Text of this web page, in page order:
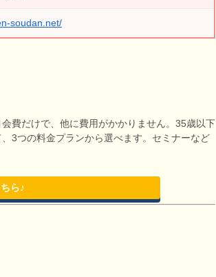
soudan.net/
費だけで、他に費用がかかりません。35歳以下
3つの料金プランから選べます。セミナーなど
ら♪